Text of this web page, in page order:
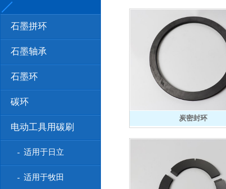
石墨拼环
石墨轴承
石墨环
碳环
电动工具用碳刷
- 适用于日立
- 适用于牧田
炭密封环